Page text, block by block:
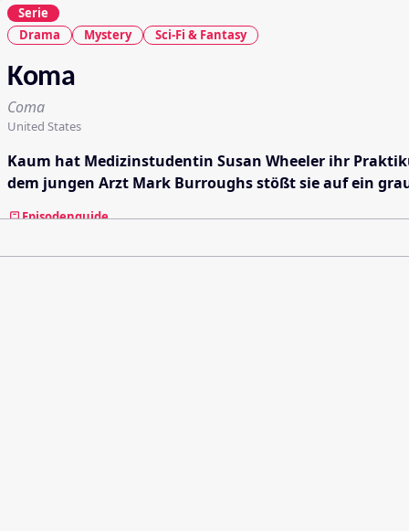
Serie
Drama
Mystery Sci-Fi & Fantasy
Koma
Coma
United States
Kaum hat Medizinstudentin Susan Wheeler ihr
dem jungen Arzt Mark Burroughs stößt sie auf ein
Episodenguide